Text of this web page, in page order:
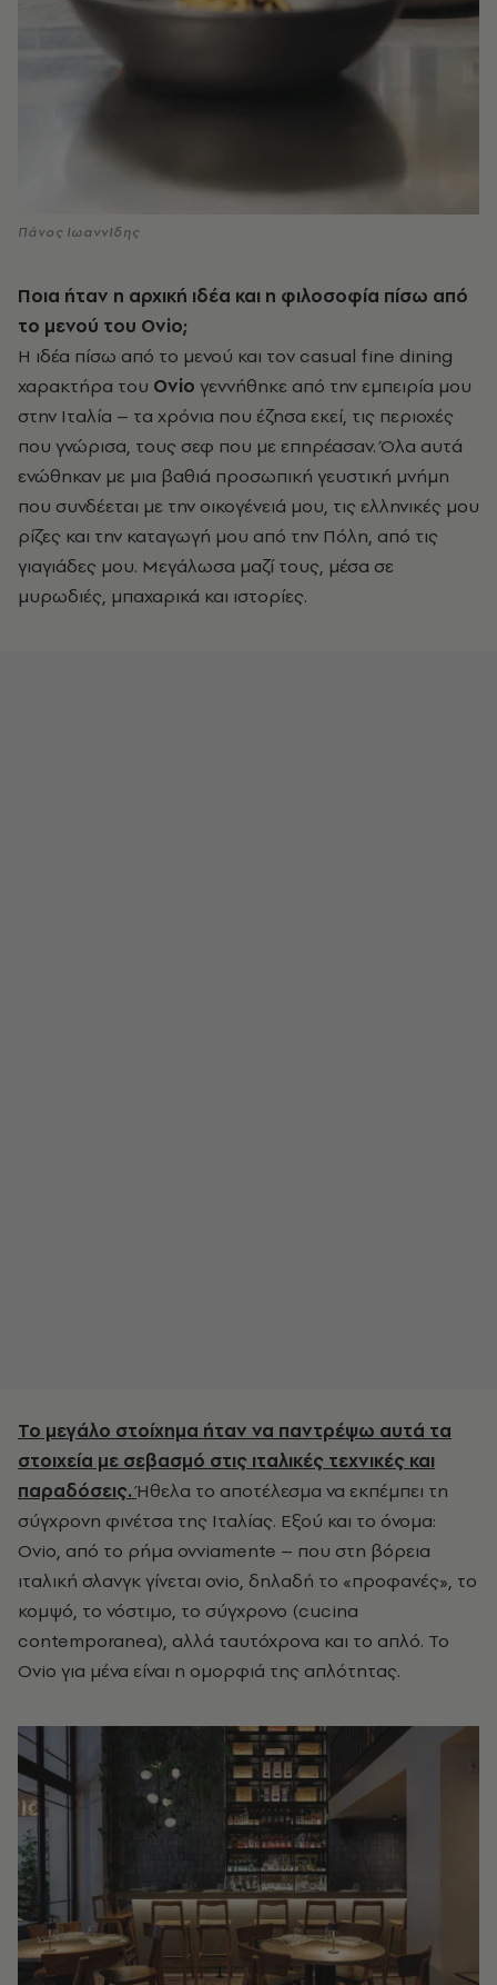
Πάνος ΙωαννΙδης
Ποια ήταν η αρχική ιδέα και η φιλοσοφία πίσω από
το μενού του Ovio;
Η ιδέα πίσω από το μενού και τον casual fine dining
χαρακτήρα του Ovio γεννήθηκε από την εμπειρία μου
στην Ιταλία – τα χρόνια που έζησα εκεί, τις περιοχές
που γνώρισα, τους σεφ που με επηρέασαν. Όλα αυτά
ενώθηκαν με μια βαθιά προσωπική γευστική μνήμη
που συνδέεται με την οικογένειά μου, τις ελληνικές μου
ρίζες και την καταγωγή μου από την Πόλη, από τις
γιαγιάδες μου. Μεγάλωσα μαζί τους, μέσα σε
μυρωδιές, μπαχαρικά και ιστορίες.
Το μεγάλο στοίχημα ήταν να παντρέψω αυτά τα
στοιχεία με σεβασμό στις ιταλικές τεχνικές και
παραδόσεις.Ήθελα το αποτέλεσμα να εκπέμπει τη
σύγχρονη φινέτσα της Ιταλίας. Εξού και το όνομα:
Ovio, από το ρήμα ovviamente – που στη βόρεια
ιταλική σλανγκ γίνεται ovio, δηλαδή το «προφανές», το
κομψό, το νόστιμο, το σύγχρονο (cucina
contemporanea), αλλά ταυτόχρονα και το απλό. Το
Ovio για μένα είναι η ομορφιά της απλότητας.